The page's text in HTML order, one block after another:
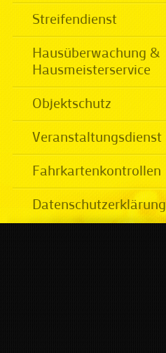
Streifendienst
Hausüberwachung &
Hausmeisterservice
Objektschutz
Veranstaltungsdienst
Fahrkartenkontrollen
Datenschutzerklärung